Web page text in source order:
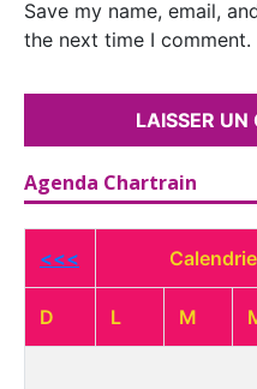
Save my name, email,
the next time I comment.
Agenda Chartrain
<<<
D L M